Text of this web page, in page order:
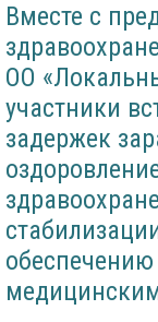
Вместе с
ОО
участники
задержек